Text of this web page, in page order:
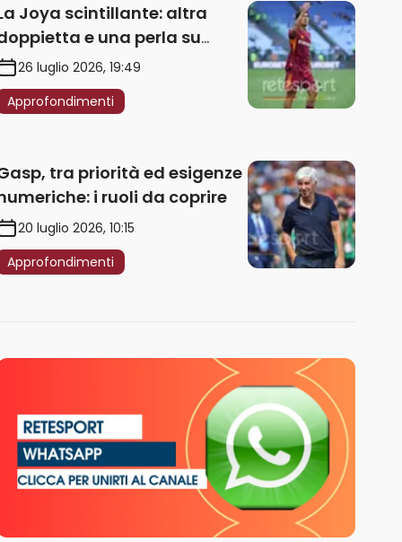
Joya scintillante: altra
e una perla su
– VIDEO
26 luglio 2026, 19:49
Approfondimenti
tra priorità ed esigenze
i ruoli da coprire
20 luglio 2026, 10:15
Approfondimenti